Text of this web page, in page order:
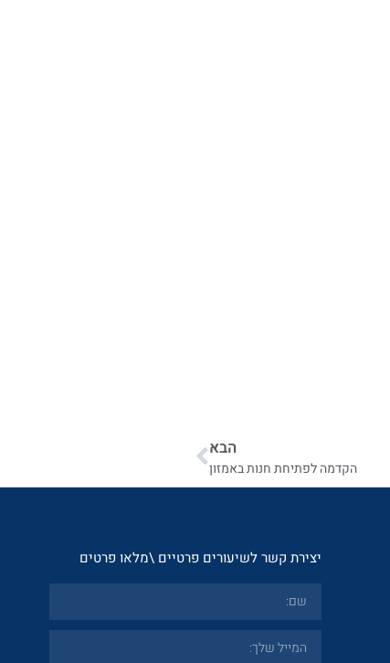
הבא
הקדמה לפתיחת חנות באמזון
יצירת קשר לשיעורים פרטיים \מלאו פרטים